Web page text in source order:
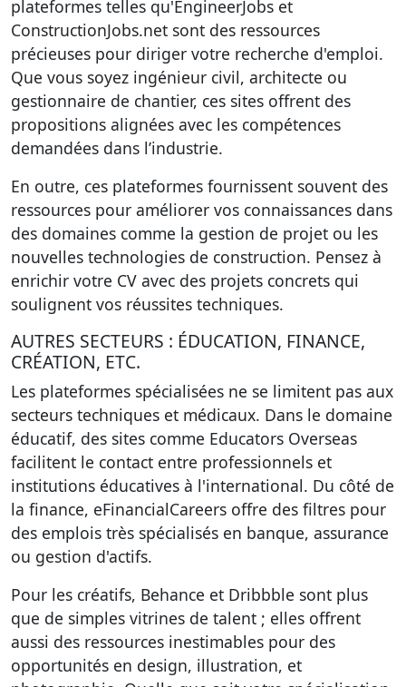
plateformes telles qu'EngineerJobs et
ConstructionJobs.net sont des ressources
précieuses pour diriger votre recherche d'emploi.
Que vous soyez ingénieur civil, architecte ou
gestionnaire de chantier, ces sites offrent des
propositions alignées avec les compétences
demandées dans l’industrie.
En outre, ces plateformes fournissent souvent des
ressources pour améliorer vos connaissances dans
des domaines comme la gestion de projet ou les
nouvelles technologies de construction. Pensez à
enrichir votre CV avec des projets concrets qui
soulignent vos réussites techniques.
AUTRES SECTEURS : ÉDUCATION, FINANCE,
CRÉATION, ETC.
Les plateformes spécialisées ne se limitent pas aux
secteurs techniques et médicaux. Dans le domaine
éducatif, des sites comme Educators Overseas
facilitent le contact entre professionnels et
institutions éducatives à l'international. Du côté de
la finance, eFinancialCareers offre des filtres pour
des emplois très spécialisés en banque, assurance
ou gestion d'actifs.
Pour les créatifs, Behance et Dribbble sont plus
que de simples vitrines de talent ; elles offrent
aussi des ressources inestimables pour des
opportunités en design, illustration, et